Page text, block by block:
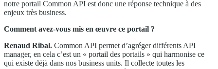
notre portail Common API est donc une réponse technique à des
enjeux très business.
Comment avez-vous mis en œuvre ce portail ?
Renaud Ribal. Common API permet d’agréger différents API
manager, en cela c’est un « portail des portails » qui harmonise ce
qui existe déjà dans nos business units. Il collecte toutes les